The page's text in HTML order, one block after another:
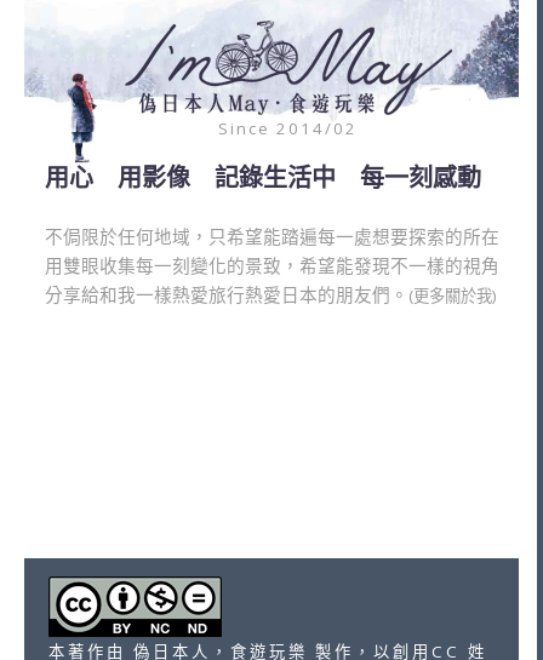
Since 2014/02
用心 用影像 記錄生活中 每一刻感動
不侷限於任何地域，只希望能踏遍每一處想要探索的所在
用雙眼收集每一刻變化的景致，希望能發現不一樣的視角
分享給和我一樣熱愛旅行熱愛日本的朋友們。 (更多關於我)
本著作由 偽日本人，食遊玩樂 製作，以創用CC 姓